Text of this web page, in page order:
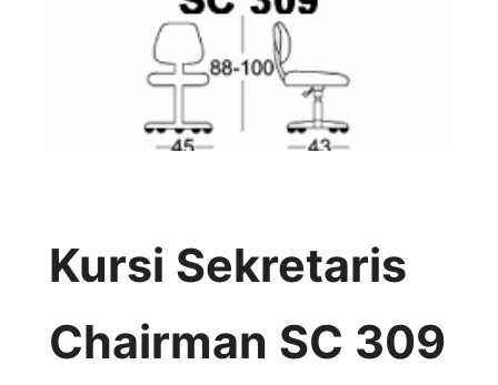
Kursi Sekretaris
Chairman SC 309